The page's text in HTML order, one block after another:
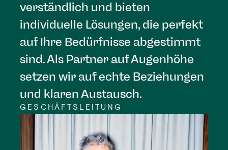
verständlich und bieten
individuelle Lösungen, die perfekt
auf Ihre Bedürfnisse abgestimmt
sind. Als Partner auf Augenhöhe
setzen wir auf echte Beziehungen
und klaren Austausch.
GESCHÄFTSLEITUNG